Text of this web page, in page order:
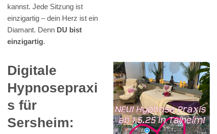
kannst. Jede Sitzung ist
einzigartig – dein Herz ist ein
Diamant. Denn DU bist
einzigartig.
Digitale
Hypnosepraxi
s für
Sersheim: